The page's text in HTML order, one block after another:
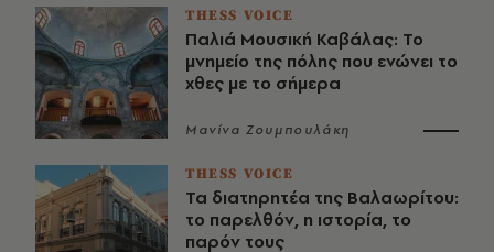
THESS VOICE
Παλιά Μουσική Καβάλας: Το
μνημείο της πόλης που ενώνει το
χθες με το σήμερα
Μανίνα Ζουμπουλάκη
THESS VOICE
Τα διατηρητέα της Βαλαωρίτου:
το παρελθόν, η ιστορία, το
παρόν τους